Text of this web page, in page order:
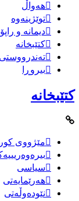
هەواڵ
توێژینەوە
دیمانە و
کتێبخانە
بیروڕا
کتێبخانە
مێژووى
سیاسى
هەرێمایەتی
نێودەوڵەتی